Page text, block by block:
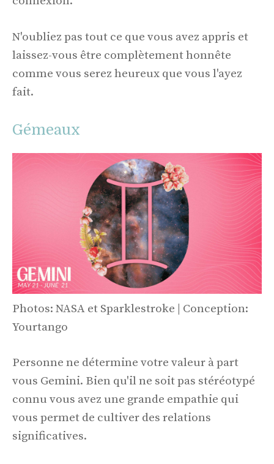
N'oubliez pas tout ce que vous avez appris et
laissez-vous être complètement honnête
comme vous serez heureux que vous l'ayez
fait.
Gémeaux
Photos: NASA et Sparklestroke | Conception:
Yourtango
Personne ne détermine votre valeur à part
vous Gemini. Bien qu'il ne soit pas stéréotypé
connu vous avez une grande empathie qui
vous permet de cultiver des relations
significatives.